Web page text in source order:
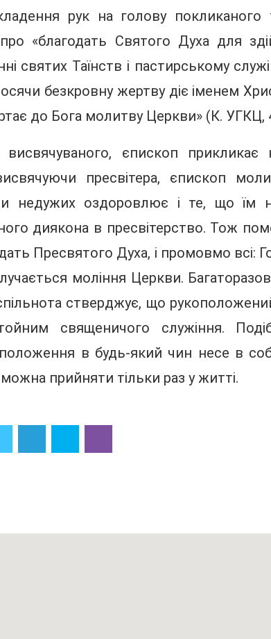
рук на голову покликаного
«благодать Святого Духа для
святих Таїнств і пастирському
безкровну жертву діє іменем
до Бога молитву Церкви» (К. УГКЦ,
єпископ прикликає
пресвітера, єпископ
недужих оздоровлює і те, що їм
диякона в пресвітерство. Тож
Пресвятого Духа, і промовмо всі:
моління Церкви.
стверджує, що
священичого служіння.
в будь-який чин несе в
прийняти тільки раз у житті.